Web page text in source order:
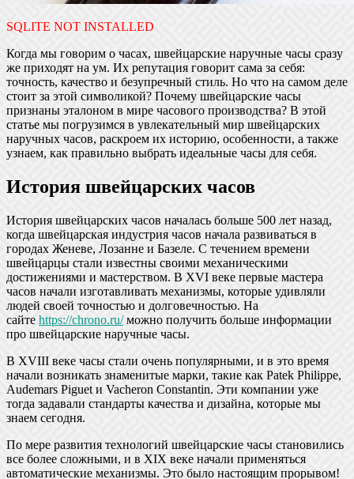
SQLITE NOT INSTALLED
Когда мы говорим о часах, швейцарские наручные часы сразу
же приходят на ум. Их репутация говорит сама за себя:
точность, качество и безупречный стиль. Но что на самом деле
стоит за этой символикой? Почему швейцарские часы
признаны эталоном в мире часового производства? В этой
статье мы погрузимся в увлекательный мир швейцарских
наручных часов, раскроем их историю, особенности, а также
узнаем, как правильно выбрать идеальные часы для себя.
История швейцарских часов
История швейцарских часов началась больше 500 лет назад,
когда швейцарская индустрия часов начала развиваться в
городах Женеве, Лозанне и Базеле. С течением времени
швейцарцы стали известны своими механическими
достижениями и мастерством. В XVI веке первые мастера
часов начали изготавливать механизмы, которые удивляли
людей своей точностью и долговечностью. На
сайте https://chrono.ru/можно получить больше информации
про швейцарские наручные часы.
В XVIII веке часы стали очень популярными, и в это время
начали возникать знаменитые марки, такие как Patek Philippe,
Audemars Piguet и Vacheron Constantin. Эти компании уже
тогда задавали стандарты качества и дизайна, которые мы
знаем сегодня.
По мере развития технологий швейцарские часы становились
все более сложными, и в XIX веке начали применяться
автоматические механизмы. Это было настоящим прорывом!